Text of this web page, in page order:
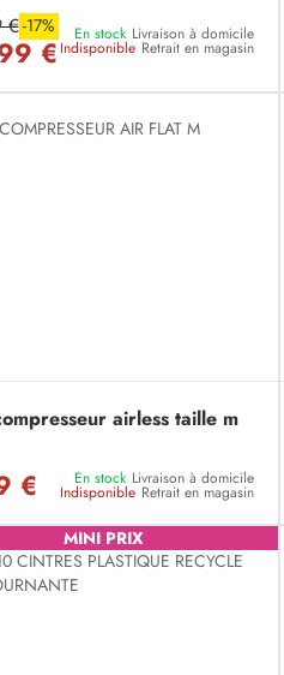
€-17%
€
En stock Livraison à domicile
Indisponible Retrait en magasin
airless taille m
€ En stock Livraison à domicile
Indisponible Retrait en magasin
MINI PRIX